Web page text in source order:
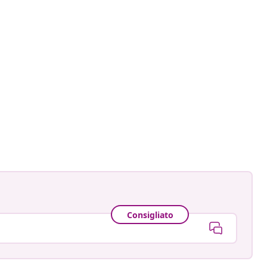
Consigliato